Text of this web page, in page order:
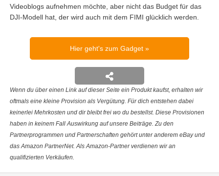
Videoblogs aufnehmen möchte, aber nicht das Budget für das
DJI-Modell hat, der wird auch mit dem FIMI glücklich werden.
Hier geht's zum Gadget
Wenn du über einen Link auf dieser Seite ein Produkt kaufst, erhalten wir
oftmals eine kleine Provision als Vergütung. Für dich entstehen dabei
keinerlei Mehrkosten und dir bleibt frei wo du bestellst. Diese Provisionen
haben in keinem Fall Auswirkung auf unsere Beiträge. Zu den
Partnerprogrammen und Partnerschaften gehört unter anderem eBay und
das Amazon PartnerNet. Als Amazon-Partner verdienen wir an
qualifizierten Verkäufen.